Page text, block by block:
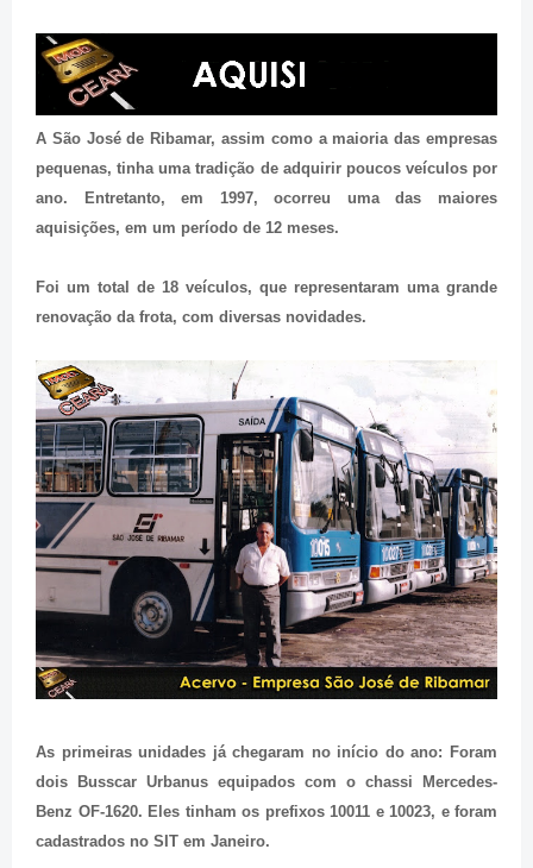
A São José de Ribamar, assim como a maioria das empresas
pequenas, tinha uma tradição de adquirir poucos veículos por
ano. Entretanto, em 1997, ocorreu uma das maiores
aquisições, em um período de 12 meses.
Foi um total de 18 veículos, que representaram uma grande
renovação da frota, com diversas novidades.
As primeiras unidades já chegaram no início do ano: Foram
dois Busscar Urbanus equipados com o chassi Mercedes-
Benz OF-1620. Eles tinham os prefixos 10011 e 10023, e foram
cadastrados no SIT em Janeiro.